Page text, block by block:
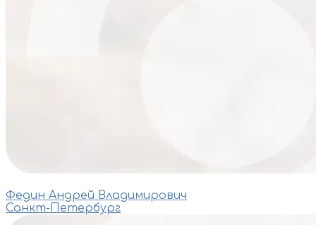
Федин Андрей Владимирович
Санкт-Петербург